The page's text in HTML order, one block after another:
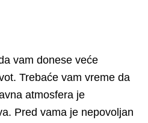
vam donese veće
Trebaće vam vreme da
atmosfera je
Pred vama je nepovoljan